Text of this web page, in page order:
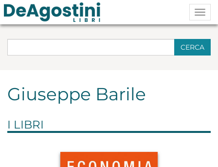
CERCA
Giuseppe Barile
I LIBRI